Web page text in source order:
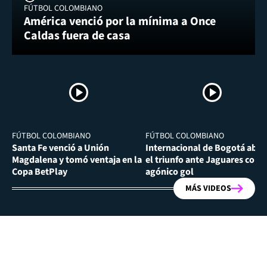
FÚTBOL COLOMBIANO
América venció por la mínima a Once
Caldas fuera de casa
FÚTBOL COLOMBIANO
Santa Fe venció a Unión
Magdalena y tomó ventaja en la
Copa BetPlay
FÚTBOL COLOMBIANO
Internacional de Bogotá
el triunfo ante Jaguares con
agónico gol
MÁS VIDEOS